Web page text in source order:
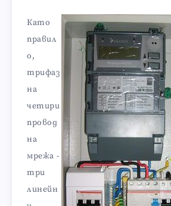
Като
правил
о,
трифаз
на
четири
провод
на
мрежа -
три
линейн